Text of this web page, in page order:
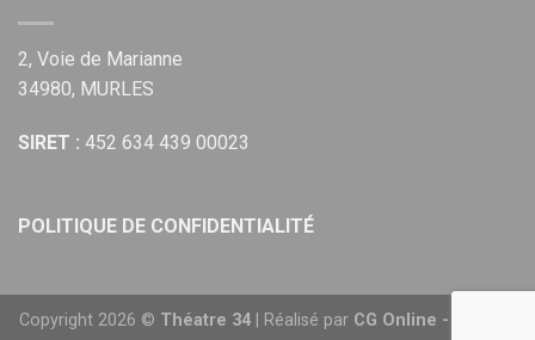
2, Voie de Marianne
34980, MURLES
SIRET : 452 634 439 00023
POLITIQUE DE CONFIDENTIALITÉ
Copyright 2026 © Théatre 34| Réalisé par CG Online - Agence